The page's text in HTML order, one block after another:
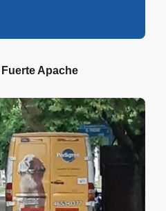
Apache